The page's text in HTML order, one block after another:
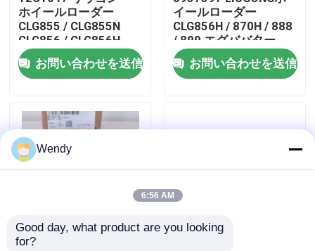
工場旅行
品質管理
私達に連絡しなさい
ニュース
ブログ
ホイールローダー
CLG855 / CLG855N
CLG856 / CLG856H
CLG835 / CLG836用の
流量増幅バルブ
お問い合わせを送信
イールローダー
CLG856H / 870H / 888
/ 899 エグババター
925D / 930D / 936D エ
ンジンQSC8.3 / ISC8
のためのモータースタ
お問い合わせを送信
52C0168 サーモスタ
Wendy
6:56 AM
Good day, what product are you looking
for?